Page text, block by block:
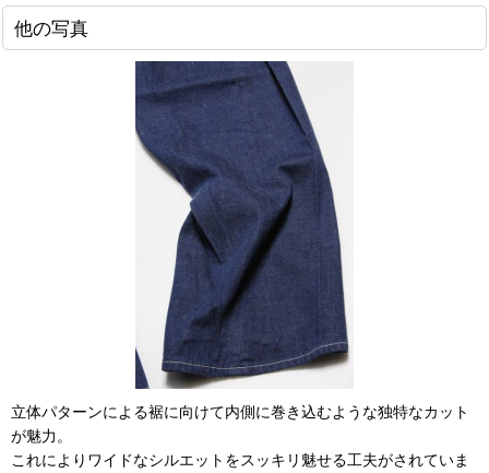
他の写真
立体パターンによる裾に向けて内側に巻き込むような独特なカット
が魅力。
これによりワイドなシルエットをスッキリ魅せる工夫がされていま